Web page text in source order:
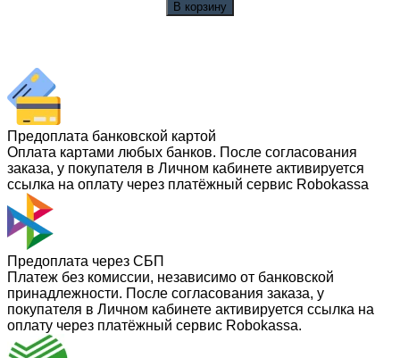
В корзину
Предоплата банковской картой
Оплата картами любых банков. После согласования
заказа, у покупателя в Личном кабинете активируется
ссылка на оплату через платёжный сервис Robokassa
Предоплата через СБП
Платеж без комиссии, независимо от банковской
принадлежности. После согласования заказа, у
покупателя в Личном кабинете активируется ссылка на
оплату через платёжный сервис Robokassa.